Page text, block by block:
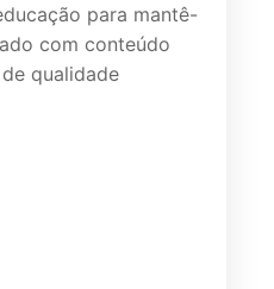
para mantê-
com conteúdo
qualidade